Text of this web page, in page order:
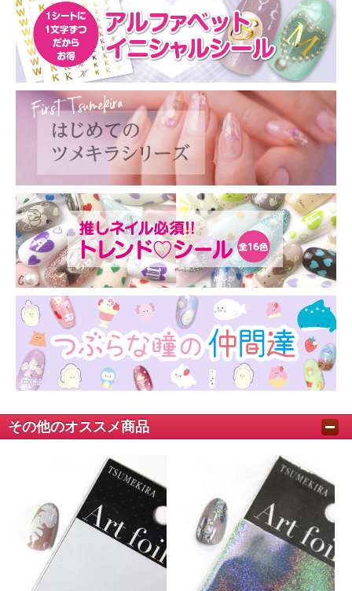
その他のオススメ商品